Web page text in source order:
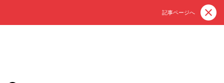
記事ページへ